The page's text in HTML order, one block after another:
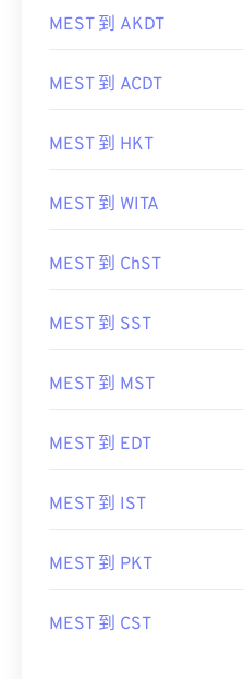
MEST 到 AKDT
MEST 到 ACDT
MEST 到 HKT
MEST 到 WITA
MEST 到 ChST
MEST 到 SST
MEST 到 MST
MEST 到 EDT
MEST 到 IST
MEST 到 PKT
MEST 到 CST